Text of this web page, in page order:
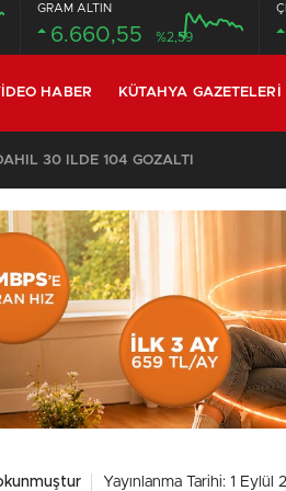
GRAM ALTIN
6.660,55 %2,59
HABER KÜTAHYA GAZETELERI
KOMŞULARI ÖLDÜĞÜNÜ SANDI, YAŞLI KADINI ÇÖP YIĞINININ ARASINDA BULUNDU
Yayınlanma Tarihi: 1 Eylül